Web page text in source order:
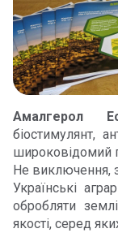
Амалгерол
біостимулянт,
широковідомий
Не виключення,
Українські
обробляти
якості, серед